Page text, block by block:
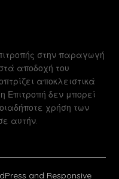
στην παραγωγή
αποδοχή του
αποκλειστικά
Επιτροπή δεν μπορεί
χρήση των
αυτήν.
and Responsive